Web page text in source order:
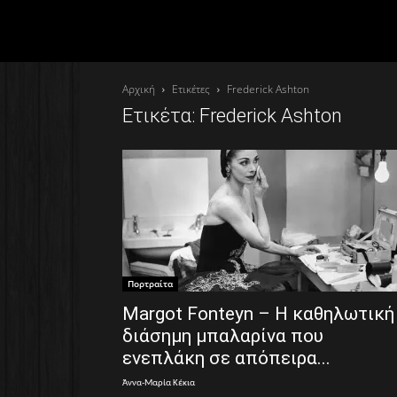
Αρχική Ετικέτες Frederick Ashton
Ετικέτα: Frederick Ashton
Πορτραίτα
Margot Fonteyn – Η καθηλωτική
διάσημη μπαλαρίνα που
ενεπλάκη σε απόπειρα...
Άννα-Μαρία Κέκια